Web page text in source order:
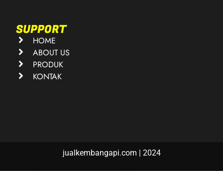
SUPPORT
HOME
ABOUT US
PRODUK
KONTAK
jualkembangapi.com | 2024